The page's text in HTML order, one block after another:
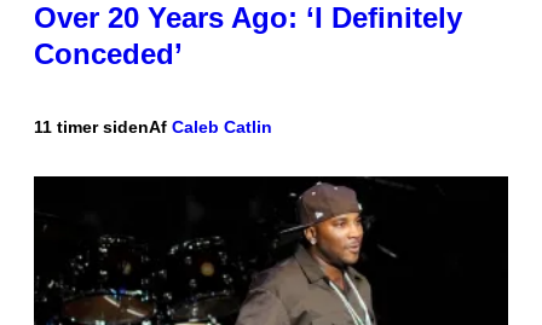
Over 20 Years Ago: ‘I Definitely
Conceded’
11 timer sidenAf Caleb Catlin